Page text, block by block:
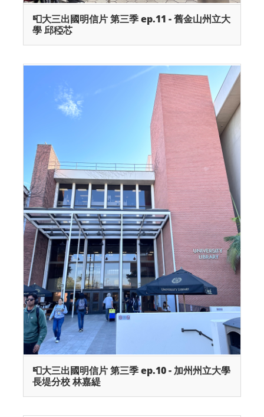
📮大三出國明信片 第三季 ep.11 - 舊金山州立大
學 邱稏芯
📮大三出國明信片 第三季 ep.10 - 加州州立大學
長堤分校 林嘉緹